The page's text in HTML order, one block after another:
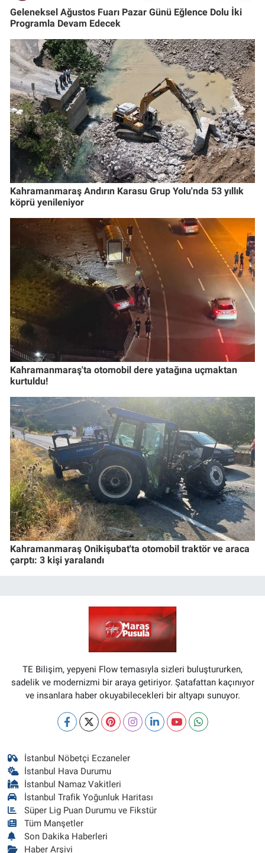
Geleneksel Ağustos Fuarı Pazar Günü Eğlence Dolu İki
Programla Devam Edecek
Kahramanmaraş Andırın Karasu Grup Yolu'nda 53 yıllık
köprü yenileniyor
Kahramanmaraş'ta otomobil dere yatağına uçmaktan
kurtuldu!
Kahramanmaraş Onikişubat'ta otomobil traktör ve araca
çarptı: 3 kişi yaralandı
TE Bilişim, yepyeni Flow temasıyla sizleri buluştururken,
sadelik ve modernizmi bir araya getiriyor. Şatafattan kaçınıyor
ve insanlara haber okuyabilecekleri bir altyapı sunuyor.
İstanbul Nöbetçi Eczaneler
İstanbul Hava Durumu
İstanbul Namaz Vakitleri
İstanbul Trafik Yoğunluk Haritası
Süper Lig Puan Durumu ve Fikstür
Tüm Manşetler
Son Dakika Haberleri
Haber Arşivi